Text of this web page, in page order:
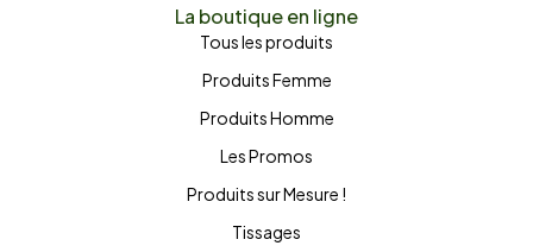
La boutique en ligne
Tous les produits
Produits Femme
Produits Homme
Les Promos
Produits sur Mesure !
Tissages